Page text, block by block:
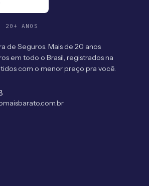
20+ ANOS
de Seguros. Mais de 20 anos
em todo o Brasil, registrados na
com o menor preço pra você.